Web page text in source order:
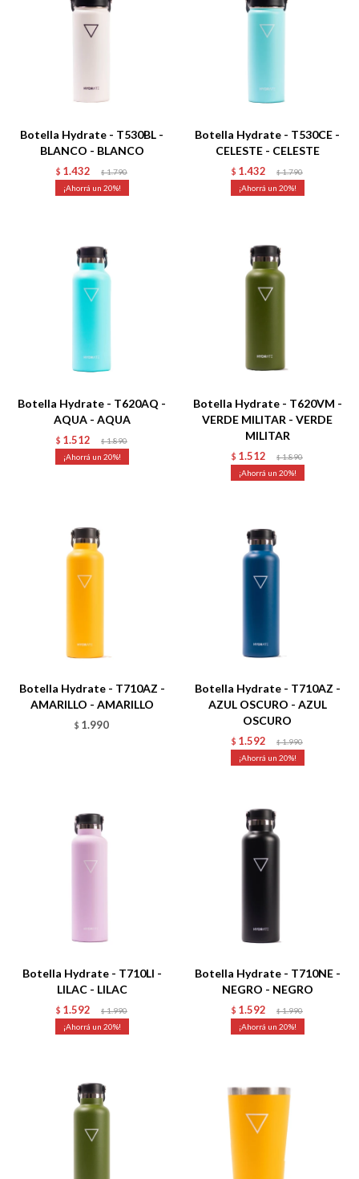
Botella Hydrate - T530BL -
BLANCO - BLANCO
$ 1.432 $ 1.790
20
Botella Hydrate - T530CE -
CELESTE - CELESTE
$ 1.432 $ 1.790
20
Botella Hydrate - T620AQ -
AQUA - AQUA
$ 1.512 $ 1.890
20
Botella Hydrate - T620VM -
VERDE MILITAR - VERDE
MILITAR
$ 1.512 $ 1.890
20
Botella Hydrate - T710AZ -
AMARILLO - AMARILLO
$ 1.990
Botella Hydrate - T710AZ -
AZUL OSCURO - AZUL
OSCURO
$ 1.592 $ 1.990
20
Botella Hydrate - T710LI -
LILAC - LILAC
$ 1.592 $ 1.990
20
Botella Hydrate - T710NE -
NEGRO - NEGRO
$ 1.592 $ 1.990
20